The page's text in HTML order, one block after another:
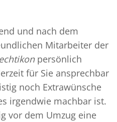
und nach dem
Mitarbeiter der
persönlich
für Sie ansprechbar
noch Extrawünsche
irgendwie machbar ist.
vor dem Umzug eine